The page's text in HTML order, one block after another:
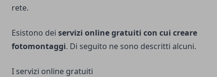
rete.
Esistono dei servizi online gratuiti con cui creare
fotomontaggi. Di seguito ne sono descritti alcuni.
I servizi online gratuiti